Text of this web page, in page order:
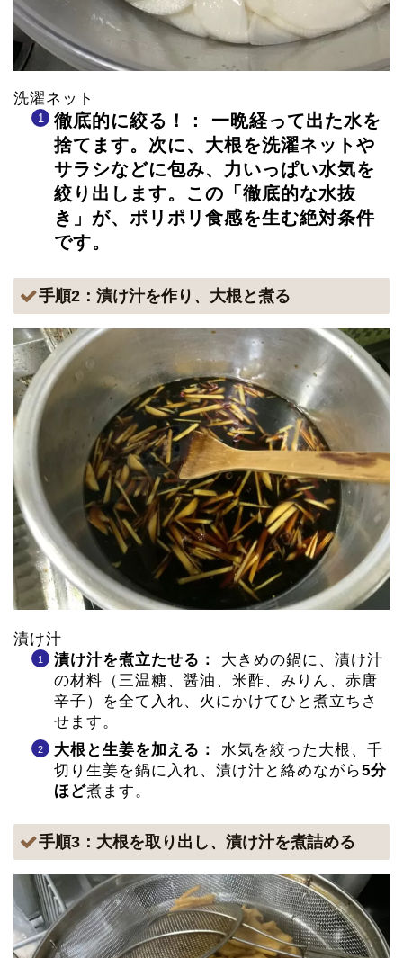
洗濯ネット
徹底的に絞る！： 一晩経って出た水を
捨てます。次に、大根を洗濯ネットや
サラシなどに包み、力いっぱい水気を
絞り出します。この「徹底的な水抜
き」が、ポリポリ食感を生む絶対条件
です。
手順2：漬け汁を作り、大根と煮る
漬け汁
漬け汁を煮立たせる：
大きめの鍋に、漬け汁
の材料（三温糖、醤油、米酢、みりん、赤唐
辛子）を全て入れ、火にかけてひと煮立ちさ
せます。
大根と生姜を加える：
水気を絞った大根、千
切り生姜を鍋に入れ、漬け汁と絡めながら5分
ほど煮ます。
手順3：大根を取り出し、漬け汁を煮詰める